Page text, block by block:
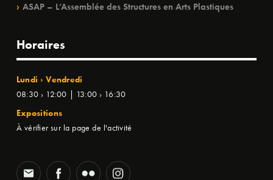
ASAP – L’Assemblée des Structures en Arts Plastiques
Horaires
Lundi › Vendredi
08:30 › 12:00 | 13:00 › 16:30
Expositions
À vérifier sur la page de l'activité